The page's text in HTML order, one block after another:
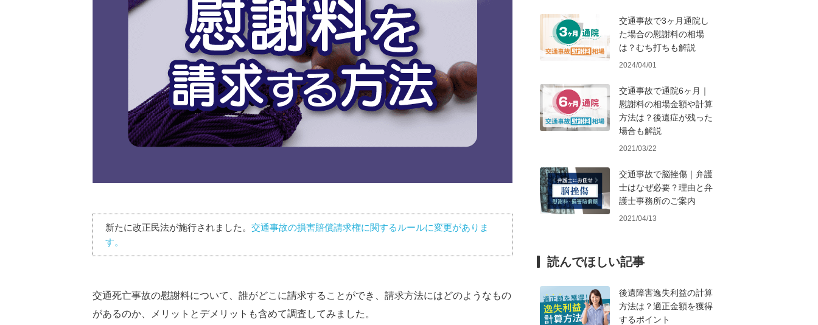
新たに改正民法が施行されました。 交通事故の損害賠償請求権に関するルールに変更がありま
す。
交通死亡事故の慰謝料について、誰がどこに請求することができ、請求方法にはどのようなもの
があるのか、メリットとデメリットも含めて調査してみました。
交通事故で3ヶ月通院し
た場合の慰謝料の相場
は？むち打ちも解説
2024/04/01
交通事故で通院6ヶ月｜
慰謝料の相場金額や計算
方法は？後遺症が残った
場合も解説
2021/03/22
交通事故で脳挫傷｜弁護
士はなぜ必要？理由と弁
護士事務所のご案内
2021/04/13
読んでほしい記事
後遺障害逸失利益の計算
方法は？適正金額を獲得
するポイント